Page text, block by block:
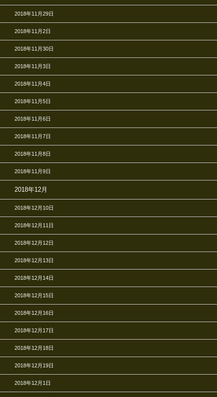
2018年11月29日
2018年11月2日
2018年11月30日
2018年11月3日
2018年11月4日
2018年11月5日
2018年11月6日
2018年11月7日
2018年11月8日
2018年11月9日
2018年12月
2018年12月10日
2018年12月11日
2018年12月12日
2018年12月13日
2018年12月14日
2018年12月15日
2018年12月16日
2018年12月17日
2018年12月18日
2018年12月19日
2018年12月1日